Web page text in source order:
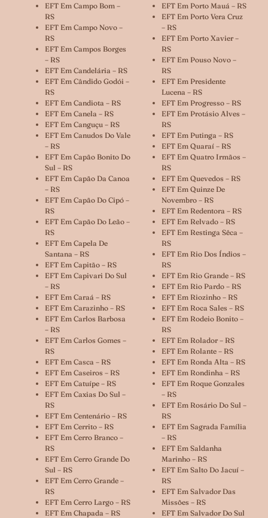
EFT Em Campo Bom –
RS
EFT Em Campo Novo –
RS
EFT Em Campos Borges
– RS
EFT Em Candelária – RS
EFT Em Cândido Godói –
RS
EFT Em Candiota – RS
EFT Em Canela – RS
EFT Em Canguçu – RS
EFT Em Canudos Do Vale
– RS
EFT Em Capão Bonito Do
Sul – RS
EFT Em Capão Da Canoa
– RS
EFT Em Capão Do Cipó –
RS
EFT Em Capão Do Leão –
RS
EFT Em Capela De
Santana – RS
EFT Em Capitão – RS
EFT Em Capivari Do Sul
– RS
EFT Em Caraá – RS
EFT Em Carazinho – RS
EFT Em Carlos Barbosa
– RS
EFT Em Carlos Gomes –
RS
EFT Em Casca – RS
EFT Em Caseiros – RS
EFT Em Catuípe – RS
EFT Em Caxias Do Sul –
RS
EFT Em Centenário – RS
EFT Em Cerrito – RS
EFT Em Cerro Branco –
RS
EFT Em Cerro Grande Do
Sul – RS
EFT Em Cerro Grande –
RS
EFT Em Cerro Largo – RS
EFT Em Chapada – RS
EFT Em Porto Mauá – RS
EFT Em Porto Vera Cruz
– RS
EFT Em Porto Xavier –
RS
EFT Em Pouso Novo –
RS
EFT Em Presidente
Lucena – RS
EFT Em Progresso – RS
EFT Em Protásio Alves –
RS
EFT Em Putinga – RS
EFT Em Quaraí – RS
EFT Em Quatro Irmãos –
RS
EFT Em Quevedos – RS
EFT Em Quinze De
Novembro – RS
EFT Em Redentora – RS
EFT Em Relvado – RS
EFT Em Restinga Sêca –
RS
EFT Em Rio Dos Índios –
RS
EFT Em Rio Grande – RS
EFT Em Rio Pardo – RS
EFT Em Riozinho – RS
EFT Em Roca Sales – RS
EFT Em Rodeio Bonito –
RS
EFT Em Rolador – RS
EFT Em Rolante – RS
EFT Em Ronda Alta – RS
EFT Em Rondinha – RS
EFT Em Roque Gonzales
– RS
EFT Em Rosário Do Sul –
RS
EFT Em Sagrada Família
– RS
EFT Em Saldanha
Marinho – RS
EFT Em Salto Do Jacuí –
RS
EFT Em Salvador Das
Missões – RS
EFT Em Salvador Do Sul